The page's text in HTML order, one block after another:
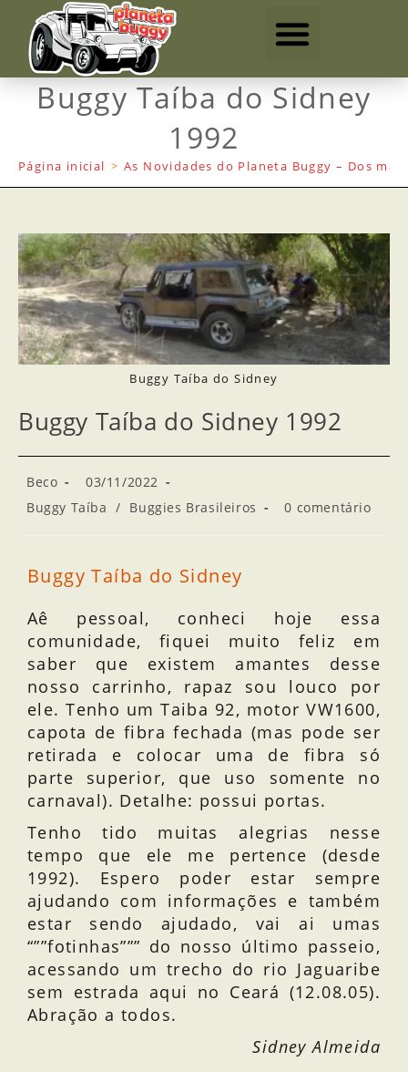
Buggy Taíba do Sidney
1992
Página inicial > As Novidades do Planeta Buggy – Dos
Buggy Taíba do Sidney
Buggy Taíba do Sidney 1992
Beco
03/11/2022
Buggy Taíba / Buggies Brasileiros 0 comentário
Buggy Taíba do Sidney
Aê pessoal, conheci hoje essa
comunidade, fiquei muito feliz em
saber que existem amantes desse
nosso carrinho, rapaz sou louco por
ele. Tenho um Taiba 92, motor VW1600,
capota de fibra fechada (mas pode ser
retirada e colocar uma de fibra só
parte superior, que uso somente no
carnaval). Detalhe: possui portas.
Tenho tido muitas alegrias nesse
tempo que ele me pertence (desde
1992). Espero poder estar sempre
ajudando com informações e também
estar sendo ajudado, vai ai umas
“””fotinhas””” do nosso último passeio,
acessando um trecho do rio Jaguaribe
sem estrada aqui no Ceará (12.08.05).
Abração a todos.
Sidney Almeida